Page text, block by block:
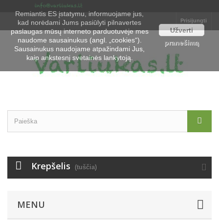
Prisijungti
Krepšelis (tuščia)
MENU
Remiantis ES įstatymu, informuojame jus,
kad norėdami Jums pasiūlyti pilnavertes
paslaugas mūsų interneto parduotuvėje mes
naudome sausainukus (angl. „cookies“).
Sausainukus naudojame atpažindami Jus,
kaip ankstesnį svetainės lankytoją.
Užverti
pranešimą